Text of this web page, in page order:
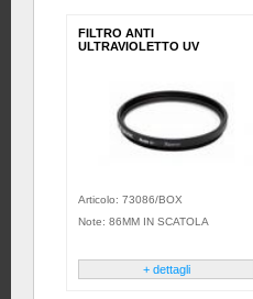
FILTRO ANTI
ULTRAVIOLETTO UV
Articolo: 73086/BOX
Note: 86MM IN SCATOLA
+ dettagli